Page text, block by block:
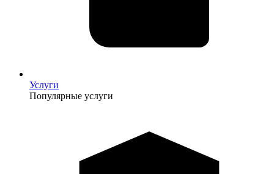
Услуги
Популярные услуги